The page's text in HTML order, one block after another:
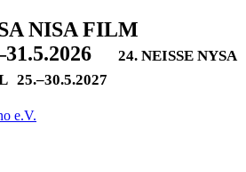
NISA FILM
24. NEISSE NYSA
25.–30.5.2027
e.V.